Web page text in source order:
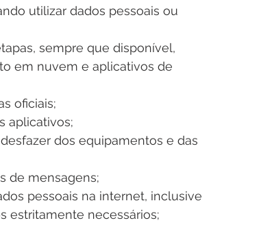
utilizar dados pessoais ou
sempre que disponível,
em nuvem e aplicativos de
oficiais;
aplicativos;
dos equipamentos e das
de mensagens;
pessoais na internet, inclusive
estritamente necessários;